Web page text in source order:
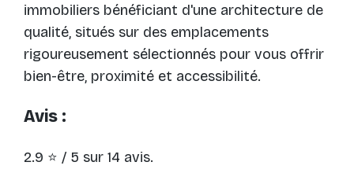
immobiliers bénéficiant d'une architecture de
qualité, situés sur des emplacements
rigoureusement sélectionnés pour vous offrir
bien-être, proximité et accessibilité.
Avis :
2.9 ⭐ / 5 sur 14 avis.